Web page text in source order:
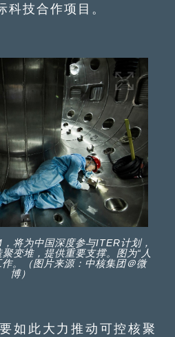
科技合作项目。
将为中国深度参与ITER计划，
变堆，提供重要支撑。图为“人
。（图片来源：中核集团＠微
博）
此大力推动可控核聚